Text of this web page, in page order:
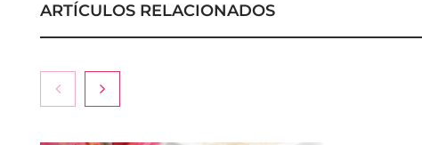
ARTÍCULOS RELACIONADOS